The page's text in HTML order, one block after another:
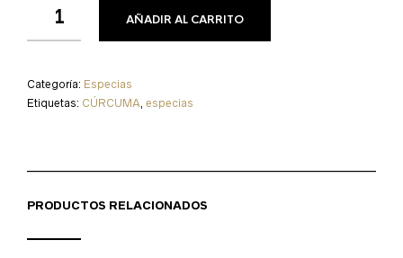
AÑADIR AL CARRITO
Categoría: Especias
Etiquetas: CÚRCUMA especias
PRODUCTOS RELACIONADOS